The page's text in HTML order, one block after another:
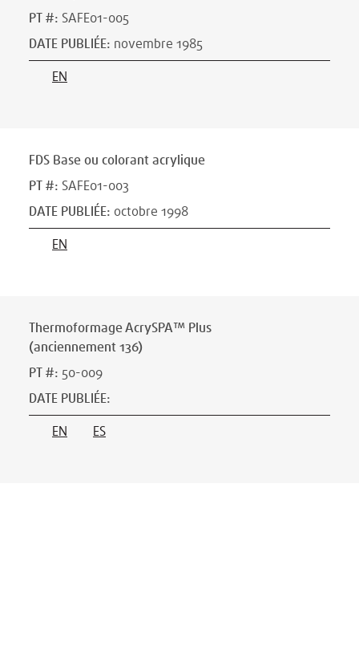
PT #: SAFE01-005
DATE PUBLIÉE: novembre 1985
EN
FDS Base ou colorant acrylique
PT #: SAFE01-003
DATE PUBLIÉE: octobre 1998
EN
Thermoformage AcrySPA™ Plus
(anciennement 136)
PT #: 50-009
DATE PUBLIÉE:
EN ES